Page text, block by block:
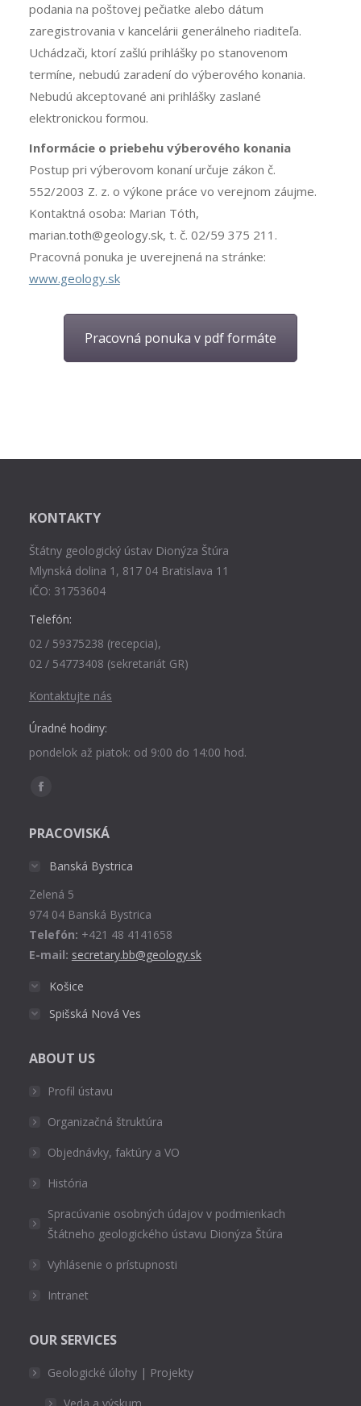
podania na poštovej pečiatke alebo dátum
zaregistrovania v kancelárii generálneho riaditeľa.
Uchádzači, ktorí zašlú prihlášky po stanovenom
termíne, nebudú zaradení do výberového konania.
Nebudú akceptované ani prihlášky zaslané
elektronickou formou.
Informácie o priebehu výberového konania
Postup pri výberovom konaní určuje zákon č.
552/2003 Z. z. o výkone práce vo verejnom záujme.
Kontaktná osoba: Marian Tóth,
marian.toth@geology.sk, t. č. 02/59 375 211.
Pracovná ponuka je uverejnená na stránke:
www.geology.sk
Pracovná ponuka v pdf formáte
KONTAKTY
Štátny geologický ústav Dionýza Štúra
Mlynská dolina 1, 817 04 Bratislava 11
IČO: 31753604
Telefón:
02 / 59375238 (recepcia),
02 / 54773408 (sekretariát GR)
Kontaktujte nás
Úradné hodiny:
pondelok až piatok: od 9:00 do 14:00 hod.
Find us on:
Facebook
opens
window
PRACOVISKÁ
Banská Bystrica
Zelená 5
974 04 Banská Bystrica
Telefón: +421 48 4141658
E-mail: secretary.bb@geology.sk
Košice
Spišská Nová Ves
ABOUT US
Profil ústavu
Organizačná štruktúra
Objednávky, faktúry a VO
História
Spracúvanie osobných údajov v podmienkach
Štátneho geologického ústavu Dionýza Štúra
Vyhlásenie o prístupnosti
Intranet
OUR SERVICES
Geologické úlohy | Projekty